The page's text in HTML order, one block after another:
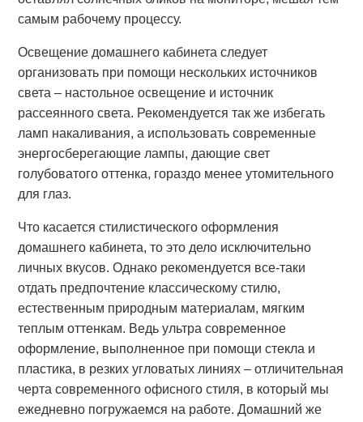
самым рабочему процессу.
Освещение домашнего кабинета следует
организовать при помощи нескольких источников
света – настольное освещение и источник
рассеянного света. Рекомендуется так же избегать
ламп накаливания, а использовать современные
энергосберегающие лампы, дающие свет
голубоватого оттенка, гораздо менее утомительного
для глаз.
Что касается стилистического оформления
домашнего кабинета, то это дело исключительно
личных вкусов. Однако рекомендуется все-таки
отдать предпочтение классическому стилю,
естественным природным материалам, мягким
теплым оттенкам. Ведь ультра современное
оформление, выполненное при помощи стекла и
пластика, в резких угловатых линиях – отличительная
черта современного офисного стиля, в который мы
ежедневно погружаемся на работе. Домашний же